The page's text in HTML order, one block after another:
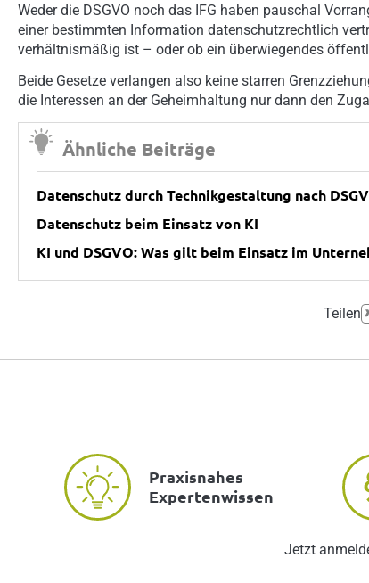
Weder die DSGVO noch das IFG haben pauschal
einer bestimmten Information datenschutzrechtlich
verhältnismäßig ist – oder ob ein überwiegendes
Beide Gesetze verlangen also keine starren
die Interessen an der Geheimhaltung nur dann den
Ähnliche Beiträge
Datenschutz durch Technikgestaltung nach
Datenschutz beim Einsatz von KI
KI und DSGVO: Was gilt beim Einsatz im
Teilen
Praxisnahes
Expertenwissen
Jetzt